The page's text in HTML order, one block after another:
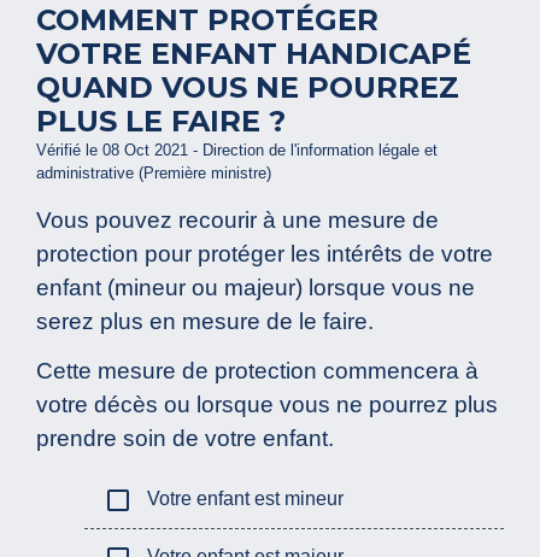
COMMENT PROTÉGER
VOTRE ENFANT HANDICAPÉ
QUAND VOUS NE POURREZ
PLUS LE FAIRE ?
Vérifié le 08 Oct 2021 - Direction de l'information légale et
administrative (Première ministre)
Vous pouvez recourir à une mesure de
protection pour protéger les intérêts de votre
enfant (mineur ou majeur) lorsque vous ne
serez plus en mesure de le faire.
Cette mesure de protection commencera à
votre décès ou lorsque vous ne pourrez plus
prendre soin de votre enfant.
check_box_outline_blank Votre enfant est mineur